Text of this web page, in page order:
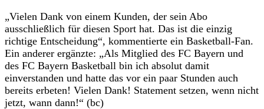
„Vielen Dank von einem Kunden, der sein Abo
ausschließlich für diesen Sport hat. Das ist die einzig
richtige Entscheidung“, kommentierte ein Basketball-Fan.
Ein anderer ergänzte: „Als Mitglied des FC Bayern und
des FC Bayern Basketball bin ich absolut damit
einverstanden und hatte das vor ein paar Stunden auch
bereits erbeten! Vielen Dank! Statement setzen, wenn nicht
jetzt, wann dann!“ (bc)